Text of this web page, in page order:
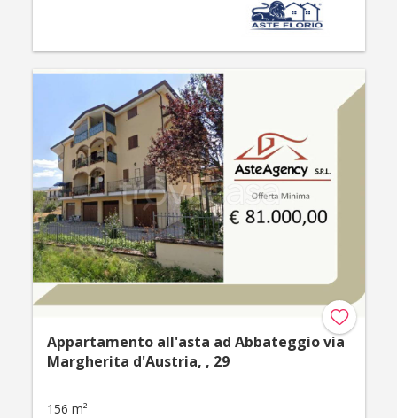
Appartamento all'asta ad Abbateggio via
Margherita d'Austria, , 29
156 m²